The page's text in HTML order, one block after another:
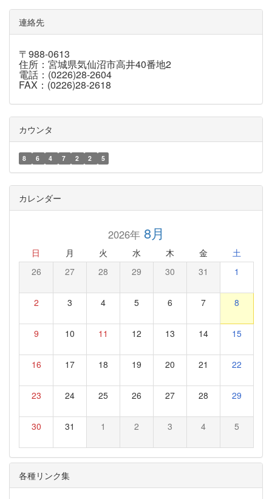
連絡先
〒988-0613
住所：宮城県気仙沼市高井40番地2
電話：(0226)28-2604
FAX：(0226)28-2618
カウンタ
8 6 4 7 2 2 5
カレンダー
2026年8月
日 月 火 水 木 金 土
26 27 28 29 30 31 1
2 3 4 5 6 7 8
9 10 11 12 13 14 15
16 17 18 19 20 21 22
23 24 25 26 27 28 29
30 31 1 2 3 4 5
各種リンク集